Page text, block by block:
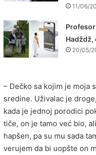
11/06/
Hadždž,
20/05/
– Dečko sa kojim je moja
sredine. Uživalac je
kada je jednoj porodici
tiče, on je tamo već bio,
hapšen, pa su mu sada
verujem da bi uopšte on